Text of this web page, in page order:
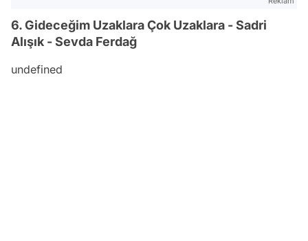
6. Gideceğim Uzaklara Çok Uzaklara - Sadri
Alışık - Sevda Ferdağ
undefined